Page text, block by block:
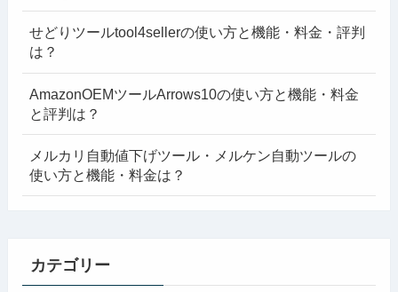
せどりツールtool4sellerの使い方と機能・料金・評判
は？
AmazonOEMツールArrows10の使い方と機能・料金
と評判は？
メルカリ自動値下げツール・メルケン自動ツールの
使い方と機能・料金は？
カテゴリー